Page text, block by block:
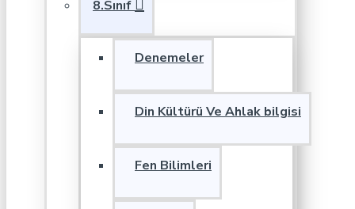
8.Sınıf
Denemeler
Din Kültürü Ve Ahlak bilgisi
Fen Bilimleri